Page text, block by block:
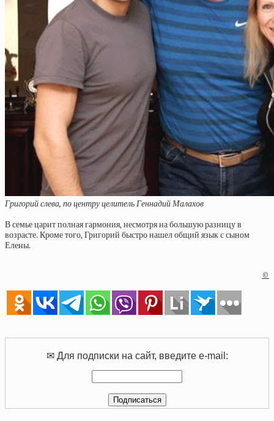
Григорий слева, по центру целитель Геннадий Малахов
В семье царит полная гармония, несмотря на большую разницу в
возрасте. Кроме того, Григорий быстро нашел общий язык с сыном
Елены.
©
✉ Для подписки на сайт, введите e-mail: